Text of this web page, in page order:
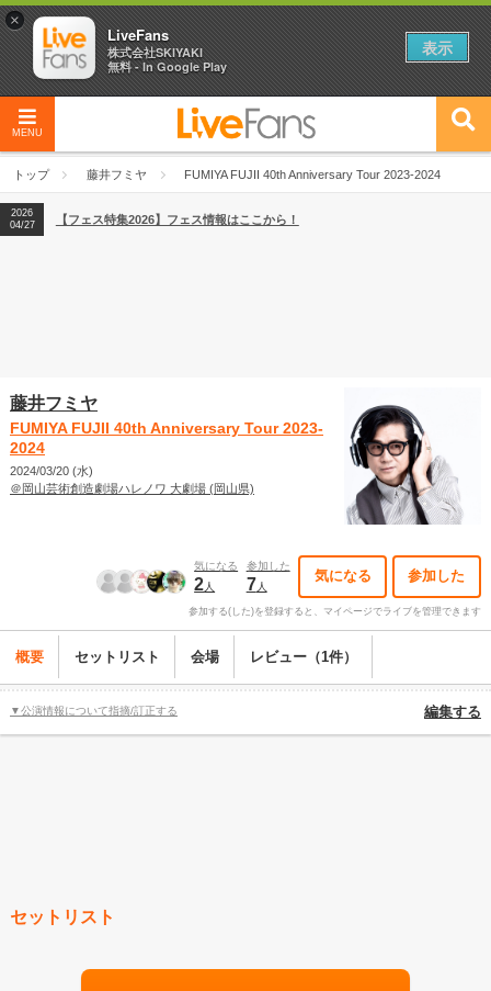
MENU
トップ 藤井フミヤ FUMIYA FUJII 40th Anniversary Tour 2023-2024
2026
04/27
2026
【ライブ動員ランキング】2026年上半期編発表！
2026
04/27
【フェス特集2026】フェス情報はここから！
藤井フミヤ
FUMIYA FUJII 40th Anniversary Tour 2023-
2024
2024/03/20 (水)
＠岡山芸術創造劇場ハレノワ 大劇場 (岡山県)
気になる
2人
参加した
7 人
気になる 参加した
参加する(した)を登録すると、マイページでライブを管理できます
概要 セットリスト 会場 レビュー（1件）
▼公演情報について指摘/訂正する 編集する
セットリスト
×
LiveFans
株式会社SKIYAKI
無料 - In Google Play
表示